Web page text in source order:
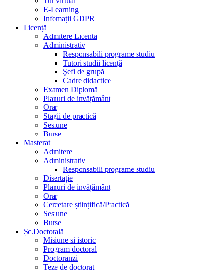
E-Learning
Infomații GDPR
Licență
Admitere Licenta
Administrativ
Responsabili programe studiu
Tutori studii licență
Şefi de grupă
Cadre didactice
Examen Diplomă
Planuri de invățământ
Orar
Stagii de practică
Sesiune
Burse
Masterat
Admitere
Administrativ
Responsabili programe studiu
Disertație
Planuri de invățământ
Orar
Cercetare științifică/Practică
Sesiune
Burse
Șc.Doctorală
Misiune si istoric
Program doctoral
Doctoranzi
Teze de doctorat